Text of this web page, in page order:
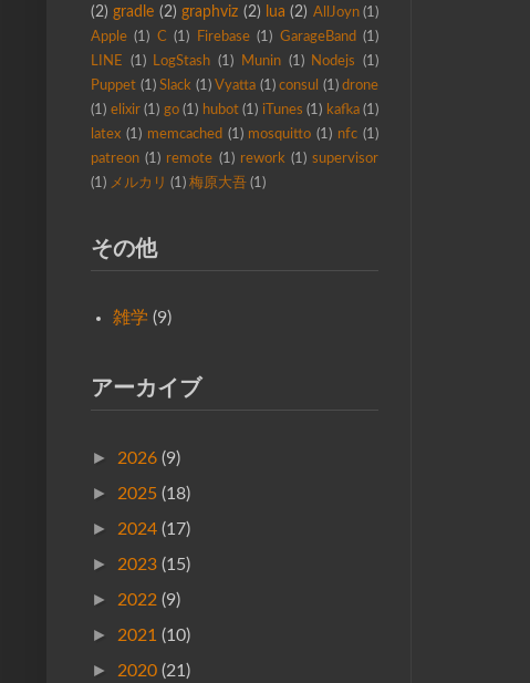
(2) gradle (2) graphviz (2) lua (2) AllJoyn (1)
Apple (1) C (1) Firebase (1) GarageBand
(1)
LINE
(1) LogStash (1) Munin (1) Nodejs
(1)
Puppet (1) Slack (1) Vyatta (1) consul (1) drone
(1) elixir (1) go (1) hubot (1) iTunes (1) kafka (1)
latex (1) memcached (1) mosquitto (1) nfc (1)
patreon (1) remote (1) rework (1) supervisor
(1) メルカリ (1) 梅原大吾 (1)
その他
雑学 (9)
アーカイブ
► 2026 (9)
► 2025 (18)
► 2024 (17)
► 2023 (15)
► 2022 (9)
► 2021 (10)
► 2020 (21)